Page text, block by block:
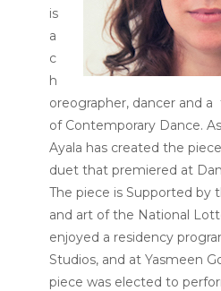
is
a
c
h
oreographer, dancer and
of Contemporary Dance.
Ayala has created the
duet that premiered at
The piece is Supported by
and art of the National
enjoyed a residency
Studios, and at Yasmeen
piece was elected to